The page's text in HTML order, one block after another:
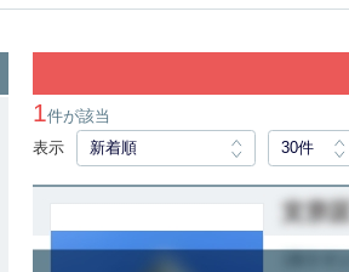
1件が該当
表示
新着順 30件